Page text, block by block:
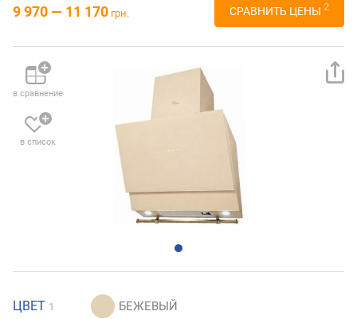
9 970 — 11 170 грн. СРАВНИТЬ ЦЕНЫ 2
в сравнение
в список
ЦВЕТ 1